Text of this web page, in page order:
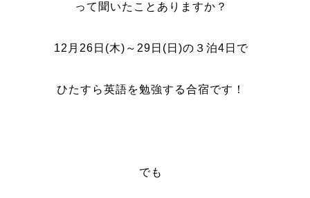
って聞いたことありますか？
12 月 26 日 (木) ～ 29 日 ( 日 )の３泊4 日 で
ひたすら英語を勉強する合宿です！
でも